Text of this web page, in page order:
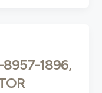
8957-1896,